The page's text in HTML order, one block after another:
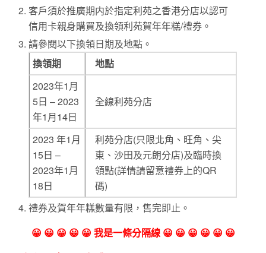
客戶須於推廣期内於指定利苑之香港分店以認可
信用卡親身購買及換領利苑賀年年糕/禮券。
請參閱以下換領日期及地點。
換領期
地點
2023年1月
5日 – 2023
年1月14日
全線利苑分店
2023 年1月
15日 –
2023年1月
18日
利苑分店(只限北角、旺角、尖
東、沙田及元朗分店)及臨時換
領點(詳情請留意禮券上的QR
碼)
禮券及賀年年糕數量有限，售完即止。
😀 😀 😀 😀 😀 我是一條分隔線 😀 😀 😀 😀 😀 😀